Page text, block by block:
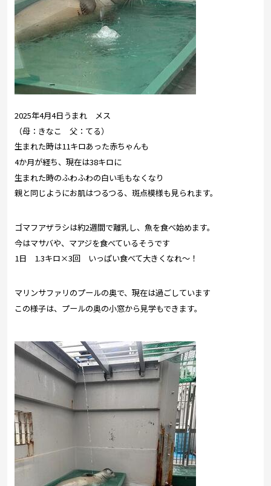
2025年4月4日うまれ メス
（母：きなこ 父：てる）
生まれた時は11キロあった赤ちゃんも
4か月が経ち、現在は38キロに
生まれた時のふわふわの白い毛もなくなり
親と同じようにお肌はつるつる、斑点模様も見られます。
ゴマフアザラシは約2週間で離乳し、魚を食べ始めます。
今はマサバや、マアジを食べているそうです
1日 1.3キロ×3回 いっぱい食べて大きくなれ～！
マリンサファリのプールの奥で、現在は過ごしています
この様子は、プールの奥の小窓から見学もできます。